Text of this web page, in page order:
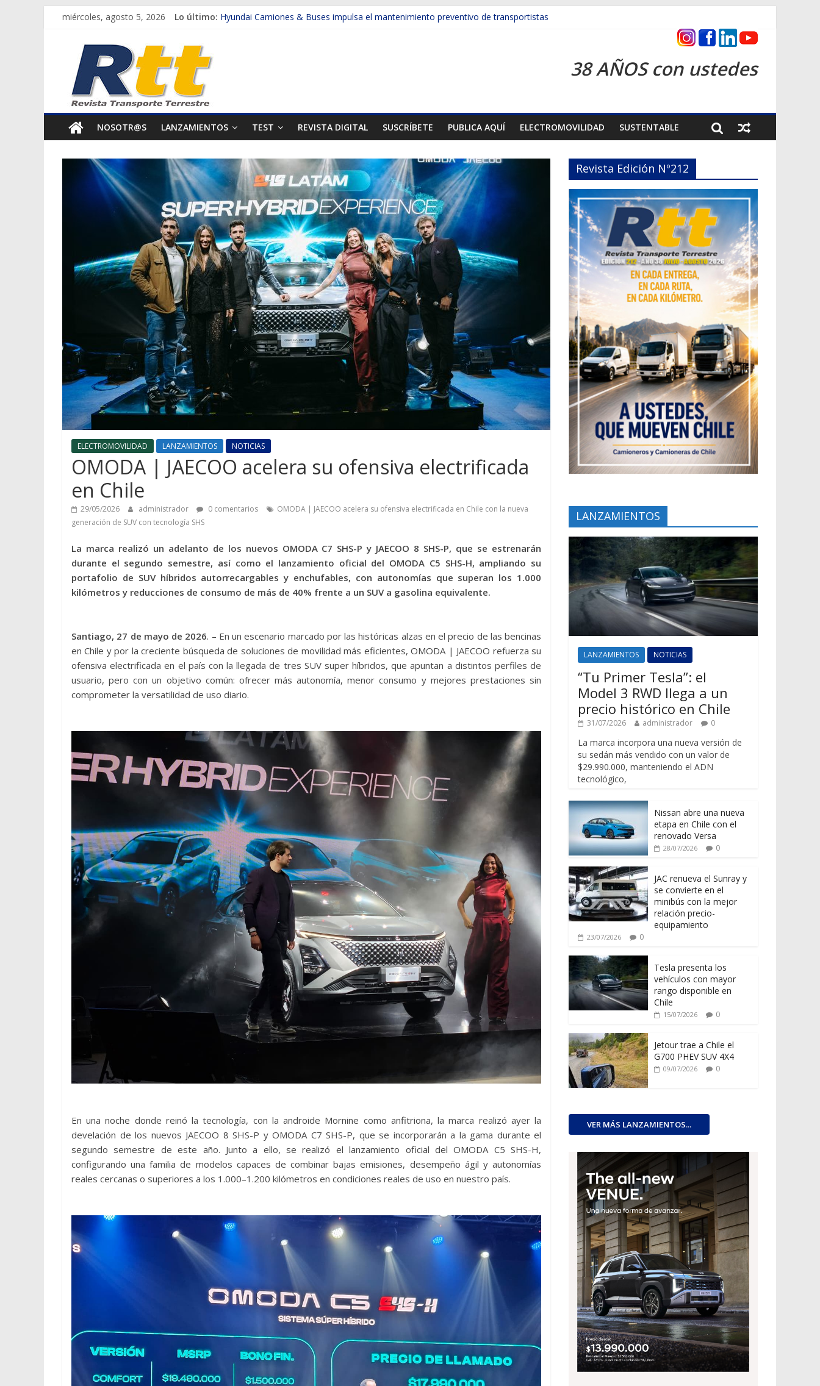
miércoles, agosto 5, 2026 Lo último: Hyundai Camiones & Buses impulsa el mantenimiento preventivo de transportistas
Rtt
Revista
Transporte
Terrestre
camiones,
información
transporte
38 AÑOS con ustedes
NOSOTR@S LANZAMIENTOS TEST REVISTA DIGITAL SUSCRÍBETE PUBLICA AQUÍ ELECTROMOVILIDAD SUSTENTABLE
ELECTROMOVILIDAD LANZAMIENTOS NOTICIAS
OMODA | JAECOO acelera su ofensiva electrificada
en Chile
29/05/2026 administrador 0 comentarios
OMODA | JAECOO acelera su ofensiva electrificada en Chile con la nueva
generación de SUV con tecnología SHS
La marca realizó un adelanto de los nuevos OMODA C7 SHS-P y JAECOO 8 SHS-P, que se estrenarán
durante el segundo semestre, así como el lanzamiento oficial del OMODA C5 SHS-H, ampliando su
portafolio de SUV híbridos autorrecargables y enchufables, con autonomías que superan los 1.000
kilómetros y reducciones de consumo de más de 40% frente a un SUV a gasolina equivalente.
Santiago, 27 de mayo de 2026. – En un escenario marcado por las históricas alzas en el precio de las bencinas
en Chile y por la creciente búsqueda de soluciones de movilidad más eficientes, OMODA | JAECOO refuerza su
ofensiva electrificada en el país con la llegada de tres SUV super híbridos, que apuntan a distintos perfiles de
usuario, pero con un objetivo común: ofrecer más autonomía, menor consumo y mejores prestaciones sin
comprometer la versatilidad de uso diario.
En una noche donde reinó la tecnología, con la androide Mornine como anfitriona, la marca realizó ayer la
develación de los nuevos JAECOO 8 SHS-P y OMODA C7 SHS-P, que se incorporarán a la gama durante el
segundo semestre de este año. Junto a ello, se realizó el lanzamiento oficial del OMODA C5 SHS-H,
configurando una familia de modelos capaces de combinar bajas emisiones, desempeño ágil y autonomías
reales cercanas o superiores a los 1.000–1.200 kilómetros en condiciones reales de uso en nuestro país.
Revista Edición Nº212
LANZAMIENTOS
LANZAMIENTOS NOTICIAS
“Tu Primer Tesla”: el
Model 3 RWD llega a un
precio histórico en Chile
31/07/2026 administrador 0
La marca incorpora una nueva versión de
su sedán más vendido con un valor de
$29.990.000, manteniendo el ADN
tecnológico,
Nissan abre una nueva
etapa en Chile con el
renovado Versa
28/07/2026 0
JAC renueva el Sunray y
se convierte en el
minibús con la mejor
relación precio-
equipamiento
23/07/2026 0
Tesla presenta los
vehículos con mayor
rango disponible en
Chile
15/07/2026 0
Jetour trae a Chile el
G700 PHEV SUV 4X4
09/07/2026 0
VER MÁS LANZAMIENTOS...